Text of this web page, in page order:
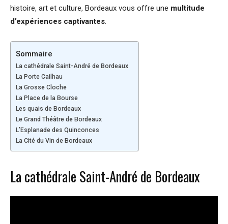
histoire, art et culture, Bordeaux vous offre une multitude
d’expériences captivantes.
Sommaire
La cathédrale Saint-André de Bordeaux
La Porte Cailhau
La Grosse Cloche
La Place de la Bourse
Les quais de Bordeaux
Le Grand Théâtre de Bordeaux
L’Esplanade des Quinconces
La Cité du Vin de Bordeaux
La cathédrale Saint-André de Bordeaux